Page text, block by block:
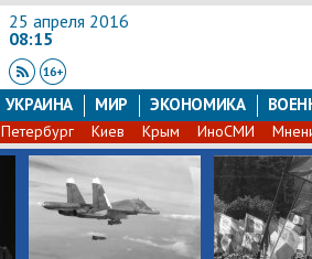
25 апреля 2016
08:15
УКРАИНА МИР ЭКОНОМИКА
Петербург Киев Крым ИноСМИ